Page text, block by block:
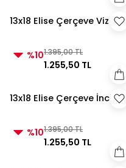
13x18 Elise Çerçeve Vizon
%101.395,00 TL
1.255,50 TL
13x18 Elise Çerçeve İnci
%101.395,00 TL
1.255,50 TL